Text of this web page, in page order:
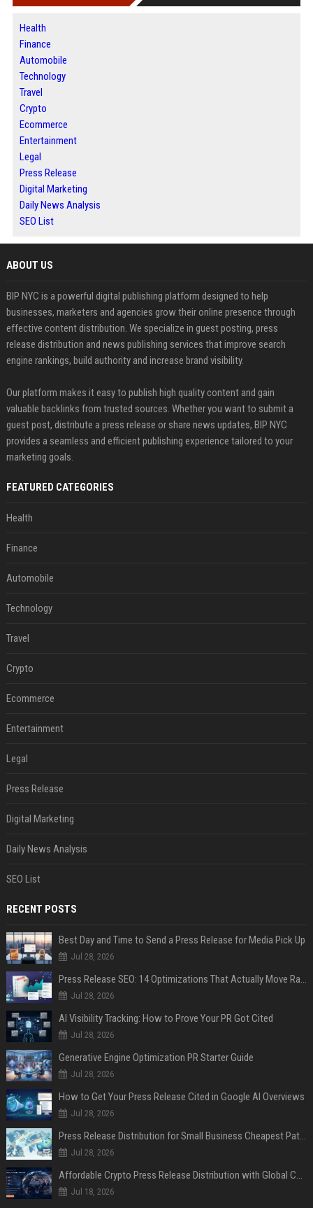
Health
Finance
Automobile
Technology
Travel
Crypto
Ecommerce
Entertainment
Legal
Press Release
Digital Marketing
Daily News Analysis
SEO List
ABOUT US
BIP NYC is a powerful digital publishing platform designed to help
businesses, marketers and agencies grow their online presence through
effective content distribution. We specialize in guest posting, press
release distribution and news publishing services that improve search
engine rankings, build authority and increase brand visibility.
Our platform makes it easy to publish high quality content and gain
valuable backlinks from trusted sources. Whether you want to submit a
guest post, distribute a press release or share news updates, BIP NYC
provides a seamless and efficient publishing experience tailored to your
marketing goals.
FEATURED CATEGORIES
Health
Finance
Automobile
Technology
Travel
Crypto
Ecommerce
Entertainment
Legal
Press Release
Digital Marketing
Daily News Analysis
SEO List
RECENT POSTS
Best Day and Time to Send a Press Release for Media Pick Up
Jul 28, 2026
Press Release SEO: 14 Optimizations That Actually Move Rankings
Jul 28, 2026
AI Visibility Tracking: How to Prove Your PR Got Cited
Jul 28, 2026
Generative Engine Optimization PR Starter Guide
Jul 28, 2026
How to Get Your Press Release Cited in Google AI Overviews
Jul 28, 2026
Press Release Distribution for Small Business Cheapest Path to Real Coverage
Jul 28, 2026
Affordable Crypto Press Release Distribution with Global Coverage
Jul 18, 2026